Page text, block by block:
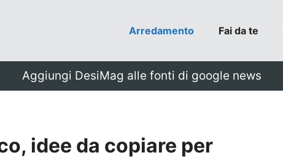
Arredamento Fai da te
Aggiungi DesiMag alle fonti di google news
idee da copiare per